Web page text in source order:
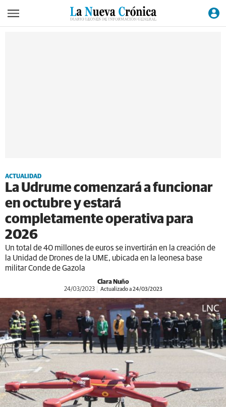
ACTUALIDAD
La Udrume comenzará a funcionar
en octubre y estará
completamente operativa para
2026
Un total de 40 millones de euros se invertirán en la creación de
la Unidad de Drones de la UME, ubicada en la leonesa base
militar Conde de Gazola
Clara Nuño
24/03/2023 Actualizado a 24/03/2023